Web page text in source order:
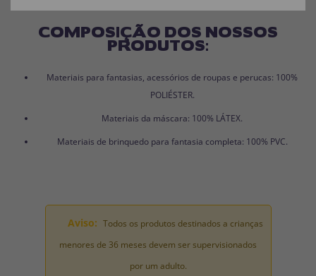
COMPOSIÇÃO DOS NOSSOS
PRODUTOS:
Materiais para fantasias, acessórios de roupas e perucas: 100%
POLIÉSTER.
Materiais da máscara: 100% LÁTEX.
Materiais de brinquedo para fantasia completa: 100% PVC.
Aviso: Todos os produtos destinados a crianças
menores de 36 meses devem ser supervisionados
por um adulto.